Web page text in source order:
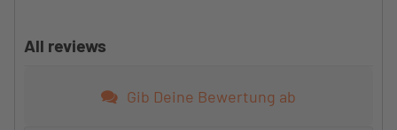
All reviews
Gib Deine Bewertung ab